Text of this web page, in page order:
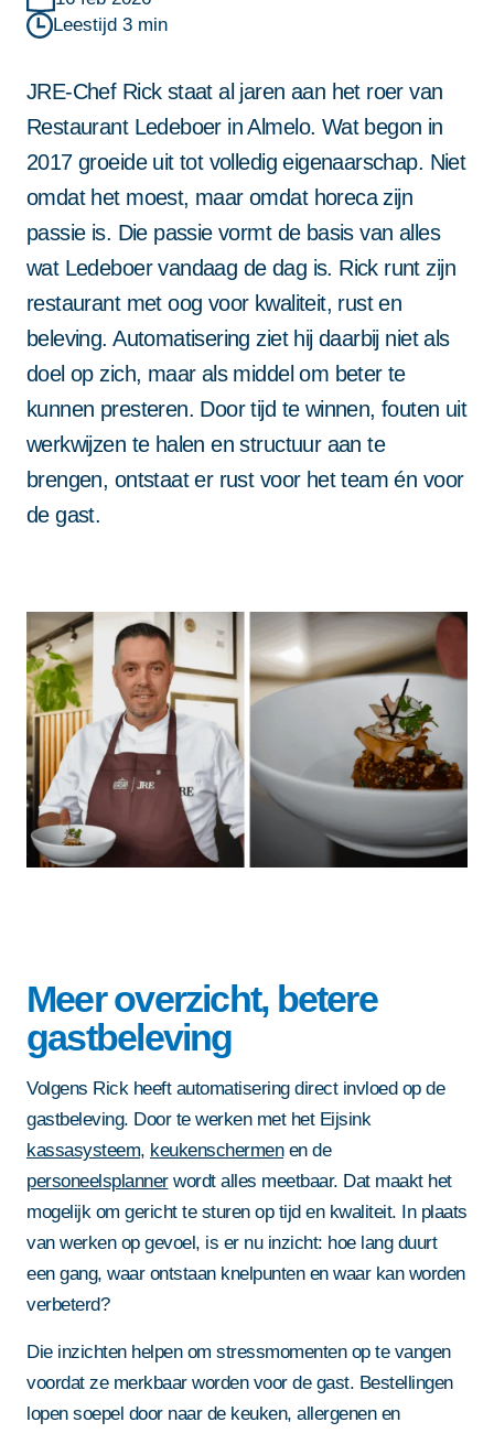
servicevoorwaarden
toepassing.
groei: met vaste contactpersoon en persoonlijke support
Betrouwbaar en altijd dichtbij
Met landelijke dekking en Twentse nuchterheid kun je altijd
op ons bouwen. Vandaag, morgen en in de toekomst.
Door dit formulier in te dienen ga je
akkoord met onze privacy statement
Deze site wordt beschermd door
reCAPTCHA; het privacybeleid en de
servicevoorwaarden van Google zijn van
toepassing.
servicevoorwaarden
toepassing.
Deze site wordt beschermd door
servicevoorwaarden van Google zijn van
toepassing.
servicevoorwaarden
toepassing.
servicevoorwaarden
Leestijd 3 min
JRE-Chef Rick staat al jaren aan het roer van
Restaurant Ledeboer in Almelo. Wat begon in
2017 groeide uit tot volledig eigenaarschap. Niet
omdat het moest, maar omdat horeca zijn
passie is. Die passie vormt de basis van alles
wat Ledeboer vandaag de dag is. Rick runt zijn
restaurant met oog voor kwaliteit, rust en
beleving. Automatisering ziet hij daarbij niet als
doel op zich, maar als middel om beter te
kunnen presteren. Door tijd te winnen, fouten uit
werkwijzen te halen en structuur aan te
brengen, ontstaat er rust voor het team én voor
de gast.
Meer overzicht, betere
gastbeleving
Volgens Rick heeft automatisering direct invloed op de
gastbeleving. Door te werken met het Eijsink
kassasysteem, keukenschermenen de
personeelsplannerwordt alles meetbaar. Dat maakt het
mogelijk om gericht te sturen op tijd en kwaliteit. In plaats
van werken op gevoel, is er nu inzicht: hoe lang duurt
een gang, waar ontstaan knelpunten en waar kan worden
verbeterd?
Die inzichten helpen om stressmomenten op te vangen
voordat ze merkbaar worden voor de gast. Bestellingen
lopen soepel door naar de keuken, allergenen en